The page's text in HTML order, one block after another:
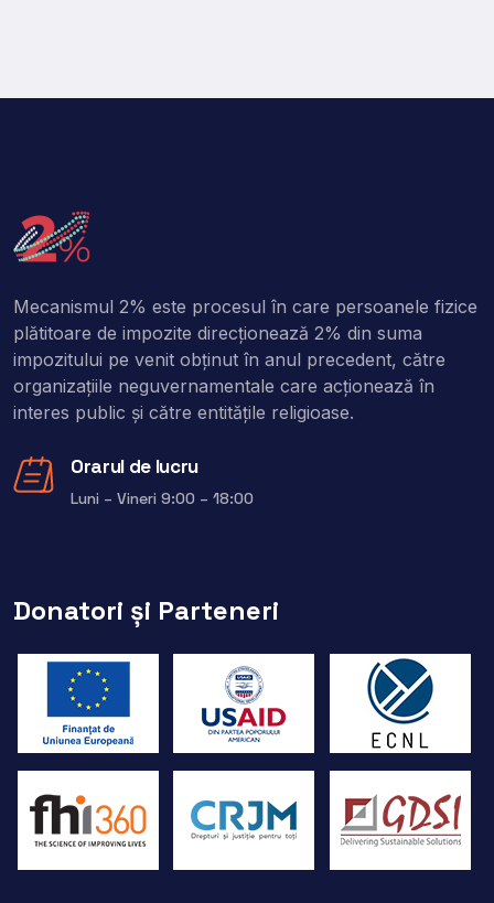
Mecanismul 2% este procesul în care persoanele fizice
plătitoare de impozite direcţionează 2% din suma
impozitului pe venit obţinut în anul precedent, către
organizaţiile neguvernamentale care acţionează în
interes public şi către entitățile religioase.
Orarul de lucru
Luni – Vineri 9:00 – 18:00
Donatori și Parteneri